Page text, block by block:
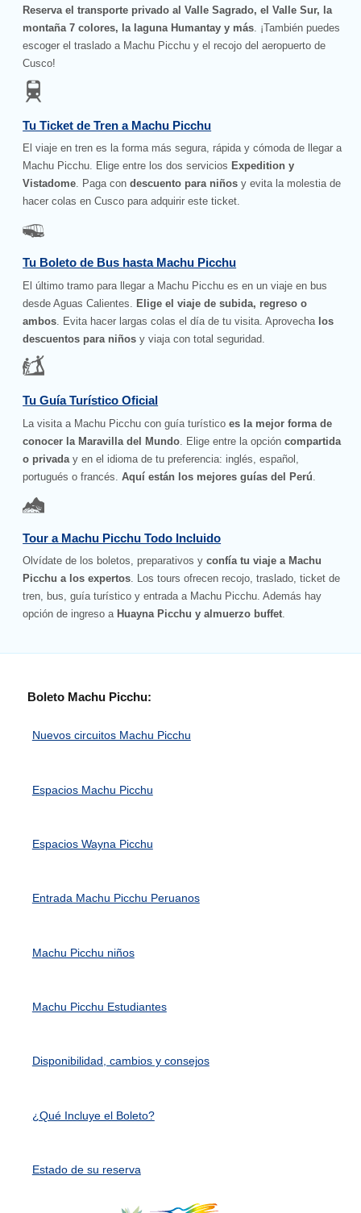
Reserva el transporte privado al Valle Sagrado, el Valle Sur, la
montaña 7 colores, la laguna Humantay y más. ¡También puedes
escoger el traslado a Machu Picchu y el recojo del aeropuerto de
Cusco!
Tu Ticket de Tren a Machu Picchu
El viaje en tren es la forma más segura, rápida y cómoda de llegar a
Machu Picchu. Elige entre los dos servicios Expedition y
Vistadome. Paga condescuento para niños y evita la molestia de
hacer colas en Cusco para adquirir este ticket.
Tu Boleto de Bus hasta Machu Picchu
El último tramo para llegar a Machu Picchu es en un viaje en bus
desde Aguas Calientes.
Elige el viaje de subida, regreso o
ambos . Evita hacer largas colas el día de tu visita. Aprovecha los
descuentos para niños y viaja con total seguridad.
Tu Guía Turístico Oficial
La visita a Machu Picchu con guía turístico es la mejor forma de
conocer la Maravilla del Mundo . Elige entre la opcióncompartida
o privada y en el idioma de tu preferencia: inglés, español,
portugués o francés.Aquí están los mejores guías del Perú
Tour a Machu Picchu Todo Incluido
Olvídate de los boletos, preparativos yconfía tu viaje a Machu
Picchu a los expertos. Los tours ofrecen recojo, traslado, ticket de
tren, bus, guía turístico y entrada a Machu Picchu. Además hay
opción de ingreso a Huayna Picchu y almuerzo buffet.
Boleto Machu Picchu:
Nuevos circuitos Machu Picchu
Espacios Machu Picchu
Espacios Wayna Picchu
Entrada Machu Picchu Peruanos
Machu Picchu niños
Machu Picchu Estudiantes
Disponibilidad, cambios y consejos
¿Qué Incluye el Boleto?
Estado de su reserva